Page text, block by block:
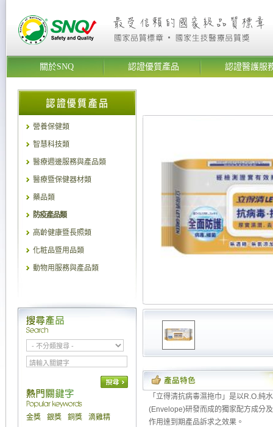
關於SNQ 認證優質產品 認證醫護服
營養保健類
智慧科技類
醫療週邊服務與產品類
醫療暨保健器材類
藥品類
防疫產品類
高齡健康暨長照類
化粧品暨用品類
動物用服務與產品類
金獎 銀獎 銅獎
滴雞精
「立得清抗病毒濕拖巾」是以R.O.純
(Envelope)研發而成的獨家配方成分
作用達到期產品訴求之效果。